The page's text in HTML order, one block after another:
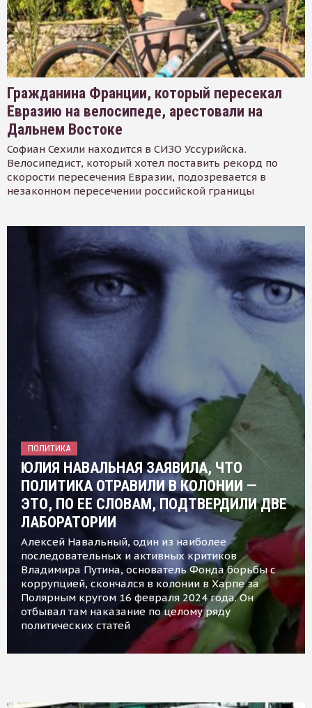
Гражданина Франции, который пересекал
Евразию на велосипеде, арестовали на
Дальнем Востоке
Софиан Сехили находится в СИЗО Уссурийска.
Велосипедист, который хотел поставить рекорд по
скорости пересечения Евразии, подозревается в
незаконном пересечении российской границы
ПОЛИТИКА
ЮЛИЯ НАВАЛЬНАЯ ЗАЯВИЛА, ЧТО
ПОЛИТИКА ОТРАВИЛИ В КОЛОНИИ —
ЭТО, ПО ЕЕ СЛОВАМ, ПОДТВЕРДИЛИ ДВЕ
ЛАБОРАТОРИИ
Алексей Навальный, один из наиболее
последовательных и активных критиков
Владимира Путина, основатель Фонда борьбы с
коррупцией, скончался в колонии в Харпе за
Полярным кругом 16 февраля 2024 года. Он
отбывал там наказание по целому ряду
политических статей